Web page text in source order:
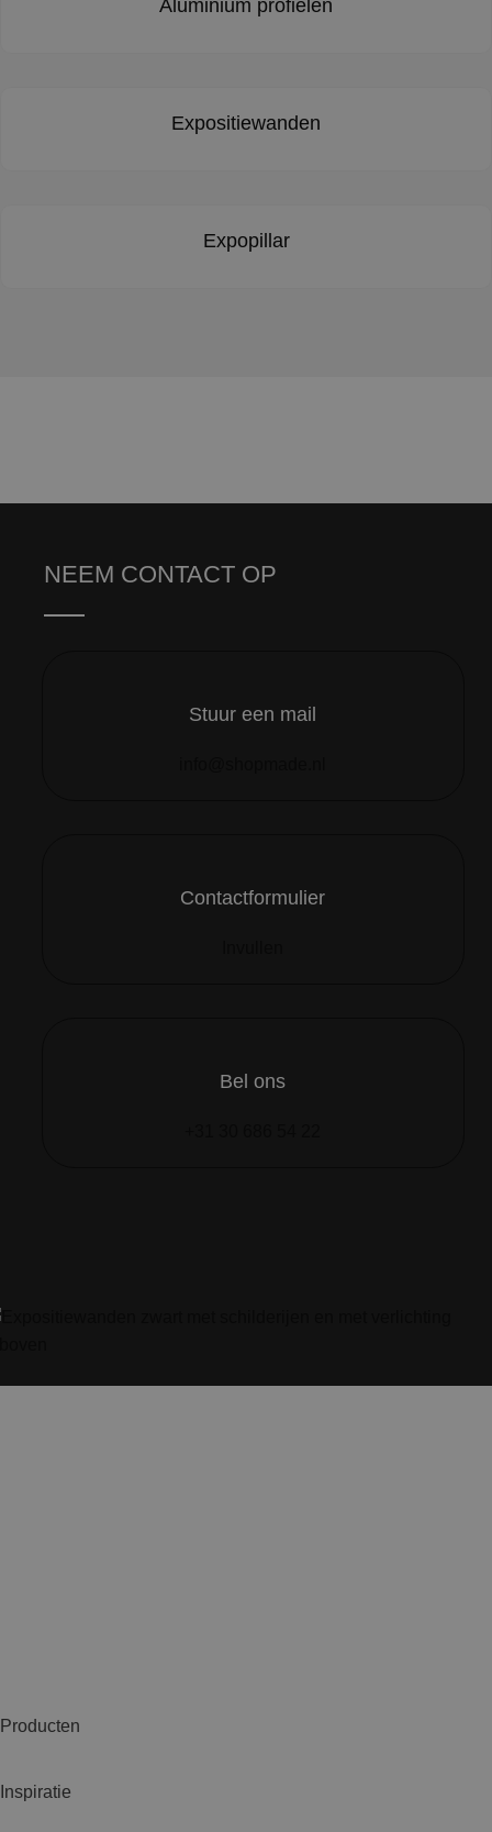
Aluminium profielen
Expositiewanden
Expopillar
NEEM CONTACT OP
Stuur een mail
Contactformulier
Bel ons
Producten
Inspiratie